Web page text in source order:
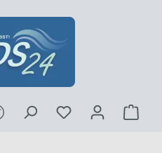
Werkzeugleiste anzeigen